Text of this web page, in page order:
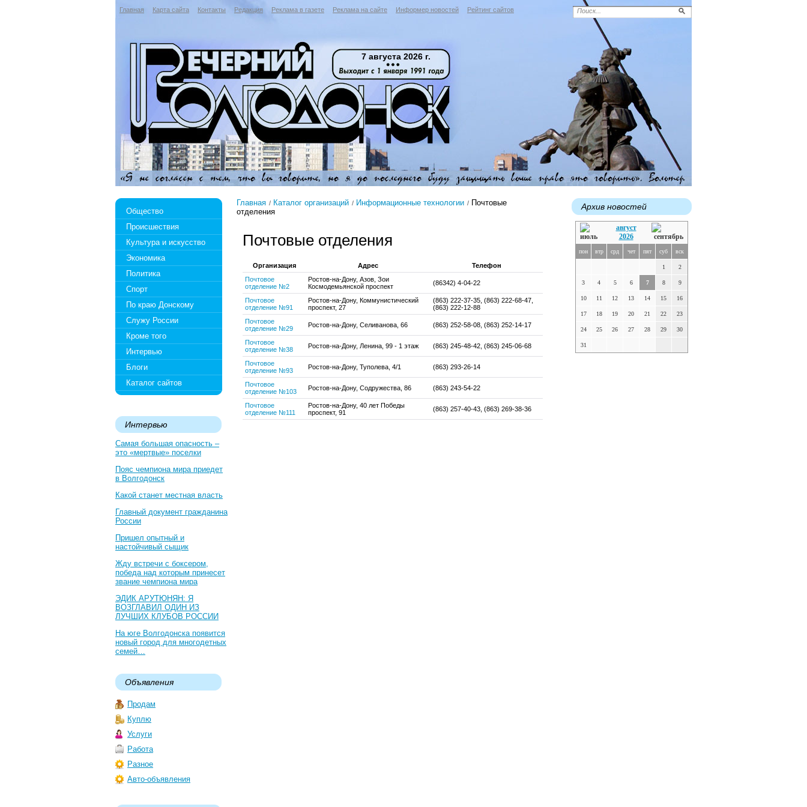
Главная Карта сайта Контакты Редакция Реклама в газете Реклама на сайте Информер новостей Рейтинг сайтов
7 августа 2026 г.
Общество
Происшествия
Культура и искусство
Экономика
Политика
Спорт
По краю Донскому
Служу России
Кроме того
Интервью
Блоги
Каталог сайтов
Интервью
Самая большая опасность –
это «мертвые» поселки
Пояс чемпиона мира приедет
в Волгодонск
Какой станет местная власть
Главный документ гражданина
России
Пришел опытный и
настойчивый сыщик
Жду встречи с боксером,
победа над которым принесет
звание чемпиона мира
ЭДИК АРУТЮНЯН: Я
ВОЗГЛАВИЛ ОДИН ИЗ
ЛУЧШИХ КЛУБОВ РОССИИ
На юге Волгодонска появится
новый город для многодетных
семей…
Объявления
Продам
Куплю
Услуги
Работа
Разное
Авто-объявления
Главная Каталог организаций Информационные технологии
Почтовые
отделения
Почтовые отделения
Организация Адрес
Телефон
Почтовое
отделение №2
Ростов-на-Дону, Азов, Зои
Космодемьянской проспект
(86342) 4-04-22
Почтовое
отделение №91
Ростов-на-Дону, Коммунистический
проспект, 27
(863) 222-37-35, (863) 222-68-47,
(863) 222-12-88
Почтовое
отделение №29
Ростов-на-Дону, Селиванова, 66 (863) 252-58-08, (863) 252-14-17
Почтовое
отделение №38
Ростов-на-Дону, Ленина, 99 - 1 этаж (863) 245-48-42, (863) 245-06-68
Почтовое
отделение №93
Ростов-на-Дону, Туполева, 4/1 (863) 293-26-14
Почтовое
отделение №103
Ростов-на-Дону, Содружества, 86 (863) 243-54-22
Почтовое
отделение №111
Ростов-на-Дону, 40 лет Победы
проспект, 91
(863) 257-40-43, (863) 269-38-36
Архив новостей
август
2026
пон втр срд чет пят суб вск
1 2
3 4 5 6 7 8 9
10 11 12 13 14 15 16
17 18 19 20 21 22 23
24 25 26 27 28 29 30
31